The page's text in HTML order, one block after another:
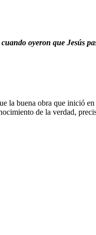
oyeron que
la buena obra que inició
de la verdad,